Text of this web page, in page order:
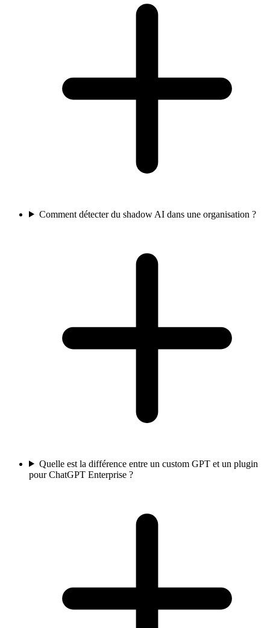
Comment détecter du shadow AI dans une organisation ?
Quelle est la différence entre un custom GPT et un plugin
pour ChatGPT Enterprise ?